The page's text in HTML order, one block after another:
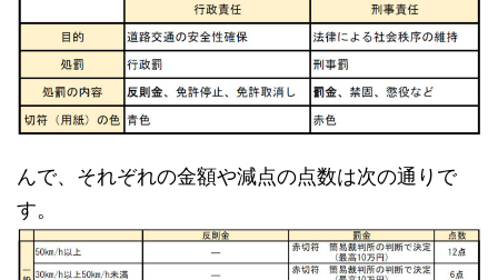
んで、それぞれの金額や減点の点数は次の通りで
す。